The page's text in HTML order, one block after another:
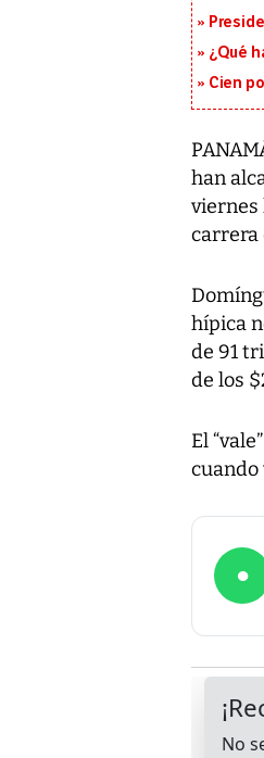
¿Qué
Cien
han
viernes
carrera
hípica
de 91
de los
El
cuando
●